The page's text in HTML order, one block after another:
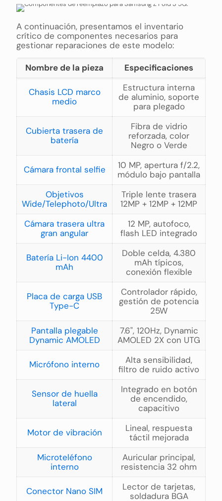
A continuación, presentamos el inventario
crítico de componentes necesarios para
gestionar reparaciones de este modelo:
Nombre de la pieza Especificaciones
Chasis LCD marco
medio
Estructura interna
de aluminio, soporte
para plegado
Cubierta trasera de
batería
Fibra de vidrio
reforzada, color
Negro o Verde
Cámara frontal selfie
10 MP, apertura f/2.2,
módulo bajo pantalla
Objetivos
Wide/Telephoto/Ultra
Triple lente trasera
12MP + 12MP + 12MP
Cámara trasera ultra
gran angular
12 MP, autofoco,
flash LED integrado
Batería Li-Ion 4400
mAh
Doble celda, 4.380
mAh típicos,
conexión flexible
Placa de carga USB
Type-C
Controlador rápido,
gestión de potencia
25W
Pantalla plegable
Dynamic AMOLED
7.6", 120Hz, Dynamic
AMOLED 2X con UTG
Micrófono interno
Alta sensibilidad,
filtro de ruido activo
Sensor de huella
lateral
Integrado en botón
de encendido,
capacitivo
Motor de vibración
Lineal, respuesta
táctil mejorada
Microteléfono
interno
Auricular principal,
resistencia 32 ohm
Conector Nano SIM
Lector de tarjetas,
soldadura BGA